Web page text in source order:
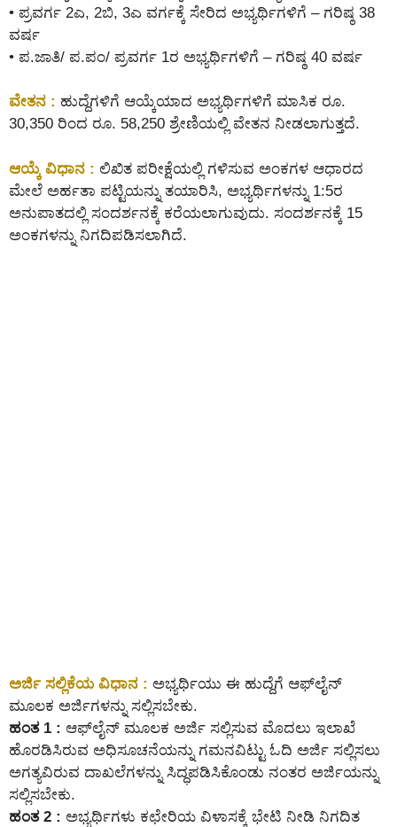
• ಪ್ರವರ್ಗ 2ಎ, 2ಬಿ, 3ಎ ವರ್ಗಕ್ಕೆ ಸೇರಿದ ಅಭ್ಯರ್ಥಿಗಳಿಗೆ – ಗರಿಷ್ಠ 38
ವರ್ಷ
• ಪ.ಜಾತಿ/ ಪ.ಪಂ/ ಪ್ರವರ್ಗ 1ರ ಅಭ್ಯರ್ಥಿಗಳಿಗೆ – ಗರಿಷ್ಠ 40 ವರ್ಷ
ವೇತನ : ಹುದ್ದೆಗಳಿಗೆ ಆಯ್ಕೆಯಾದ ಅಭ್ಯರ್ಥಿಗಳಿಗೆ ಮಾಸಿಕ ರೂ.
30,350 ರಿಂದ ರೂ. 58,250 ಶ್ರೇಣಿಯಲ್ಲಿ ವೇತನ ನೀಡಲಾಗುತ್ತದೆ.
ಆಯ್ಕೆ ವಿಧಾನ : ಲಿಖಿತ ಪರೀಕ್ಷೆಯಲ್ಲಿ ಗಳಿಸುವ ಅಂಕಗಳ ಆಧಾರದ
ಮೇಲೆ ಅರ್ಹತಾ ಪಟ್ಟಿಯನ್ನು ತಯಾರಿಸಿ, ಅಭ್ಯರ್ಥಿಗಳನ್ನು 1:5ರ
ಅನುಪಾತದಲ್ಲಿ ಸಂದರ್ಶನಕ್ಕೆ ಕರೆಯಲಾಗುವುದು. ಸಂದರ್ಶನಕ್ಕೆ 15
ಅಂಕಗಳನ್ನು ನಿಗದಿಪಡಿಸಲಾಗಿದೆ.
ಅರ್ಜಿ ಸಲ್ಲಿಕೆಯ ವಿಧಾನ : ಅಭ್ಯರ್ಥಿಯು ಈ ಹುದ್ದೆಗೆ ಆಫ್‌ಲೈನ್‌
ಮೂಲಕ ಅರ್ಜಿಗಳನ್ನು ಸಲ್ಲಿಸಬೇಕು.
ಹಂತ 1 : ಆಫ್‌ಲೈನ್‌ ಮೂಲಕ ಅರ್ಜಿ ಸಲ್ಲಿಸುವ ಮೊದಲು ಇಲಾಖೆ
ಹೊರಡಿಸಿರುವ ಅಧಿಸೂಚನೆಯನ್ನು ಗಮನವಿಟ್ಟು ಓದಿ ಅರ್ಜಿ ಸಲ್ಲಿಸಲು
ಅಗತ್ಯವಿರುವ ದಾಖಲೆಗಳನ್ನು ಸಿದ್ಧಪಡಿಸಿಕೊಂಡು ನಂತರ ಅರ್ಜಿಯನ್ನು
ಸಲ್ಲಿಸಬೇಕು.
ಹಂತ 2 : ಅಭ್ಯರ್ಥಿಗಳು ಕಛೇರಿಯ ವಿಳಾಸಕ್ಕೆ ಭೇಟಿ ನೀಡಿ ನಿಗದಿತ